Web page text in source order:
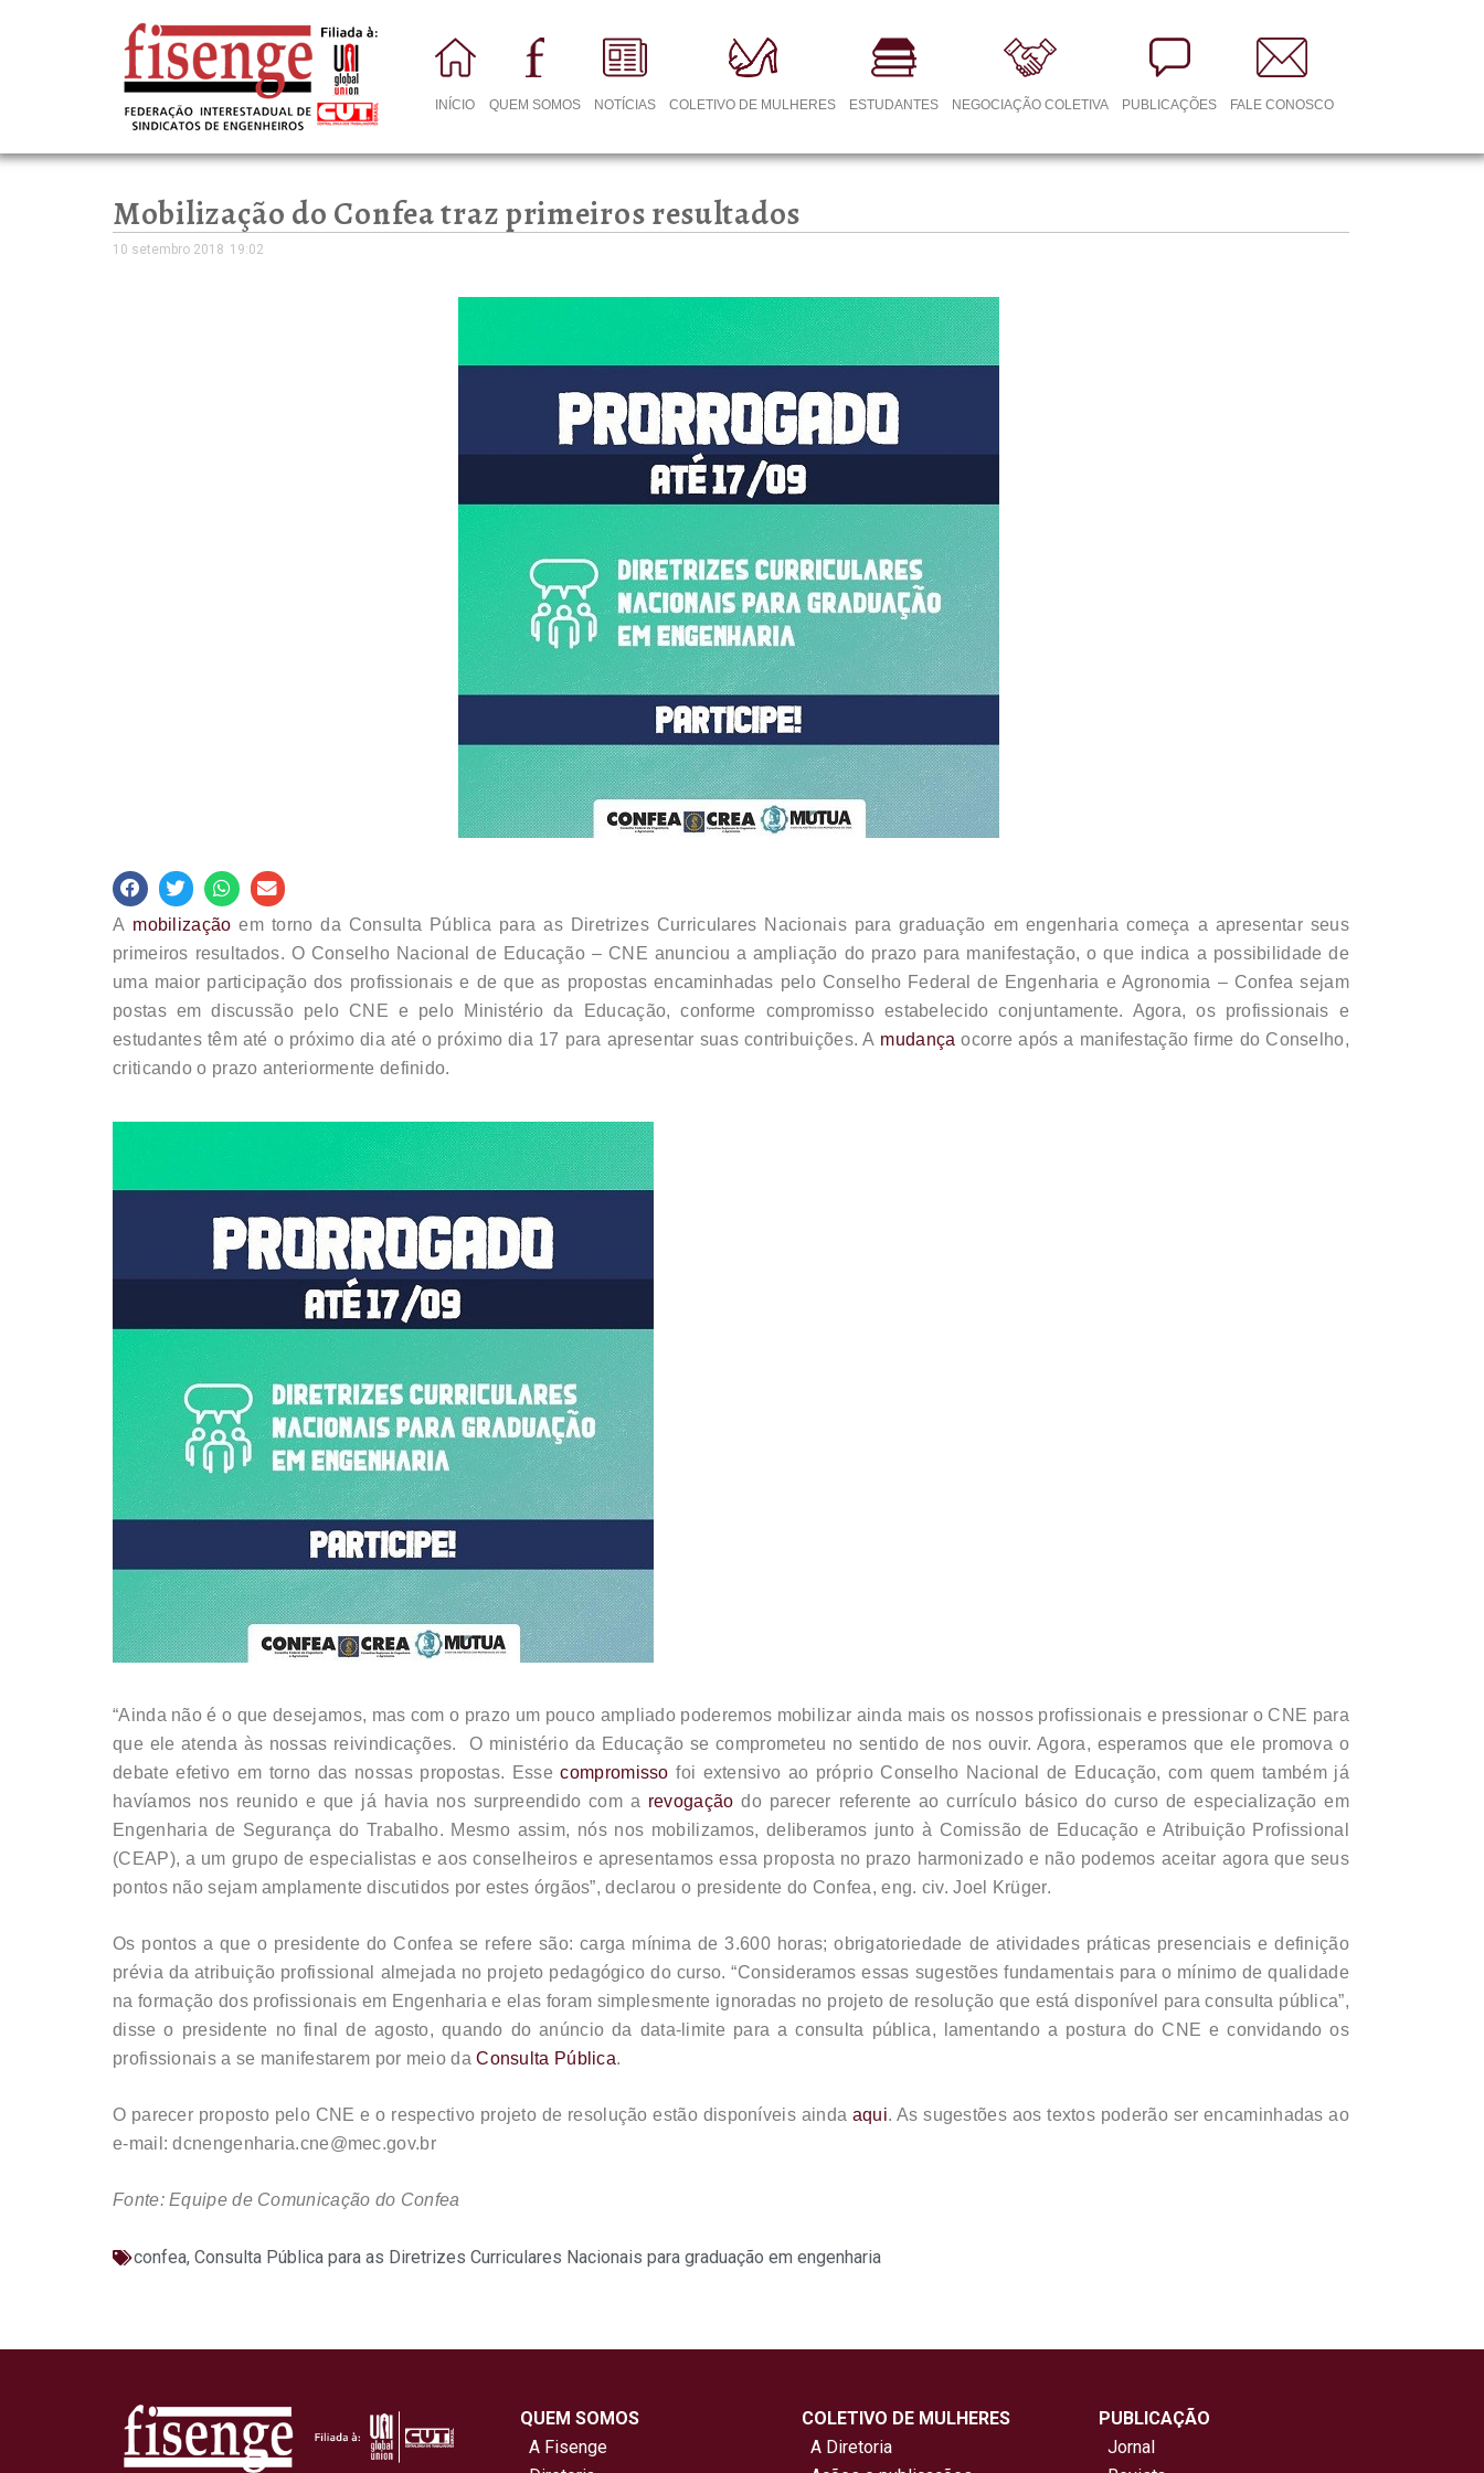
INÍCIO QUEM SOMOS NOTÍCIAS COLETIVO DE MULHERES ESTUDANTES NEGOCIAÇÃO COLETIVA PUBLICAÇÕES FALE CONOSCO
Mobilização do Confea traz primeiros resultados
10 setembro 2018 19:02
A mobilização em torno da Consulta Pública para as Diretrizes Curriculares Nacionais para graduação em engenharia começa a apresentar seus
primeiros resultados. O Conselho Nacional de Educação – CNE anunciou a ampliação do prazo para manifestação, o que indica a possibilidade de
uma maior participação dos profissionais e de que as propostas encaminhadas pelo Conselho Federal de Engenharia e Agronomia – Confea sejam
postas em discussão pelo CNE e pelo Ministério da Educação, conforme compromisso estabelecido conjuntamente. Agora, os profissionais e
estudantes têm até o próximo dia até o próximo dia 17 para apresentar suas contribuições. A mudança ocorre após a manifestação firme do Conselho,
criticando o prazo anteriormente definido.
“Ainda não é o que desejamos, mas com o prazo um pouco ampliado poderemos mobilizar ainda mais os nossos profissionais e pressionar o CNE para
que ele atenda às nossas reivindicações. O ministério da Educação se comprometeu no sentido de nos ouvir. Agora, esperamos que ele promova o
debate efetivo em torno das nossas propostas. Essecompromisso foi extensivo ao próprio Conselho Nacional de Educação, com quem também já
havíamos nos reunido e que já havia nos surpreendido com a revogação do parecer referente ao currículo básico do curso de especialização em
Engenharia de Segurança do Trabalho. Mesmo assim, nós nos mobilizamos, deliberamos junto à Comissão de Educação e Atribuição Profissional
(CEAP), a um grupo de especialistas e aos conselheiros e apresentamos essa proposta no prazo harmonizado e não podemos aceitar agora que seus
pontos não sejam amplamente discutidos por estes órgãos”, declarou o presidente do Confea, eng. civ. Joel Krüger.
Os pontos a que o presidente do Confea se refere são: carga mínima de 3.600 horas; obrigatoriedade de atividades práticas presenciais e definição
prévia da atribuição profissional almejada no projeto pedagógico do curso. “Consideramos essas sugestões fundamentais para o mínimo de qualidade
na formação dos profissionais em Engenharia e elas foram simplesmente ignoradas no projeto de resolução que está disponível para consulta pública”,
disse o presidente no final de agosto, quando do anúncio da data-limite para a consulta pública, lamentando a postura do CNE e convidando os
profissionais a se manifestarem por meio daConsulta Pública.
O parecer proposto pelo CNE e o respectivo projeto de resolução estão disponíveis ainda aqui. As sugestões aos textos poderão ser encaminhadas ao
e-mail: dcnengenharia.cne@mec.gov.br
Fonte: Equipe de Comunicação do Confea
confea, Consulta Pública para as Diretrizes Curriculares Nacionais para graduação em engenharia
QUEM SOMOS
A Fisenge
COLETIVO DE MULHERES
A Diretoria
PUBLICAÇÃO
Jornal